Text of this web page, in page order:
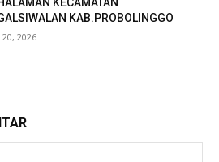
KECAMATAN
KAB.PROBOLINGGO
2026